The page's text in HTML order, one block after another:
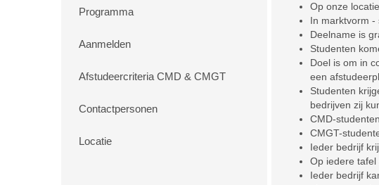
Programma
Aanmelden
Afstudeercriteria CMD & CMGT
Contactpersonen
Locatie
Op onze
In marktvorm -
Deelname is
Studenten
Doel is om in
een
Studenten
bedrijven zij
CMD-
CMGT-
Ieder bedrijf
Op iedere
Ieder bedrijf